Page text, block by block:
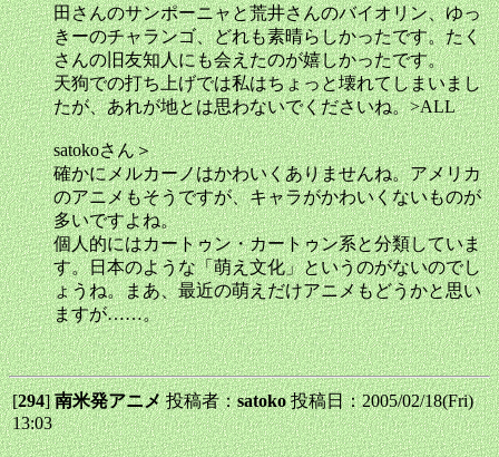
田さんのサンポーニャと荒井さんのバイオリン、ゆっ
きーのチャランゴ、どれも素晴らしかったです。たく
さんの旧友知人にも会えたのが嬉しかったです。
天狗での打ち上げでは私はちょっと壊れてしまいまし
たが、あれが地とは思わないでくださいね。>ALL
satokoさん＞
確かにメルカーノはかわいくありませんね。アメリカ
のアニメもそうですが、キャラがかわいくないものが
多いですよね。
個人的にはカートゥン・カートゥン系と分類していま
す。日本のような「萌え文化」というのがないのでし
ょうね。まあ、最近の萌えだけアニメもどうかと思い
ますが……。
[294]南米発アニメ投稿者：satoko投稿日：2005/02/18(Fri)
13:03